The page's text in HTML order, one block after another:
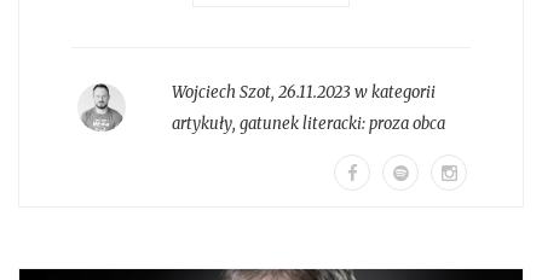
Wojciech Szot, 26.11.2023 w kategorii
artykuły, gatunek literacki:proza obca